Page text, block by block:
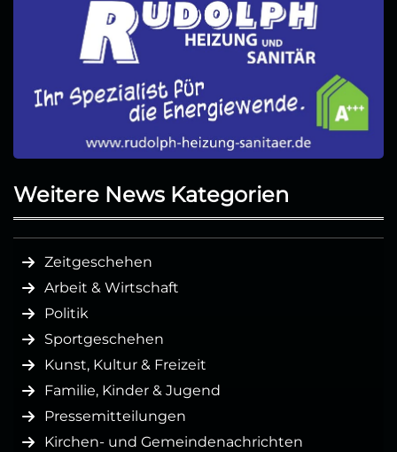
Weitere News Kategorien
Zeitgeschehen
Arbeit & Wirtschaft
Politik
Sportgeschehen
Kunst, Kultur & Freizeit
Familie, Kinder & Jugend
Pressemitteilungen
Kirchen- und Gemeindenachrichten